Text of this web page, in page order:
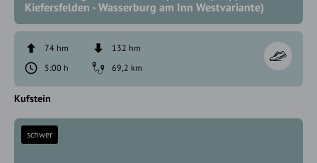
Kiefersfelden - Wasserburg am Inn Westvariante)
74 hm
132 hm
5:00 h
69,2 km
Kufstein
schwer